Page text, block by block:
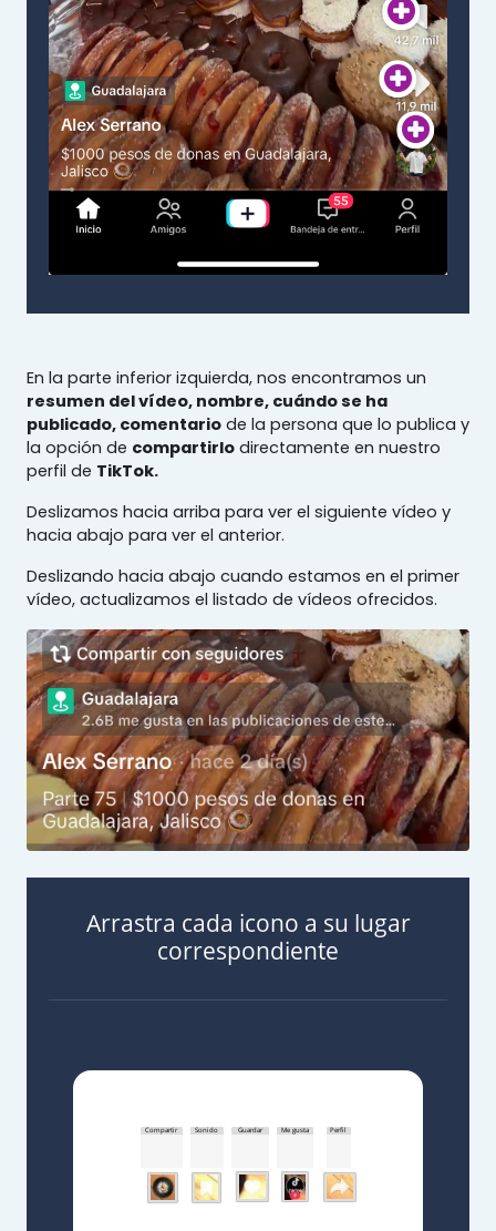
En la parte inferior izquierda, nos encontramos un
resumen del vídeo, nombre, cuándo se ha
publicado, comentario de la persona que lo publica y
la opción de compartirlo directamente en nuestro
perfil de TikTok.
Deslizamos hacia arriba para ver el siguiente vídeo y
hacia abajo para ver el anterior.
Deslizando hacia abajo cuando estamos en el primer
vídeo, actualizamos el listado de vídeos ofrecidos.
Arrastra cada icono a su lugar
correspondiente